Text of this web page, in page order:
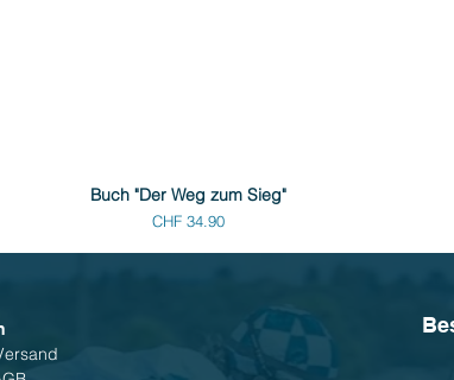
Buch "Der Weg zum Sieg"
Preis
CHF 34.90